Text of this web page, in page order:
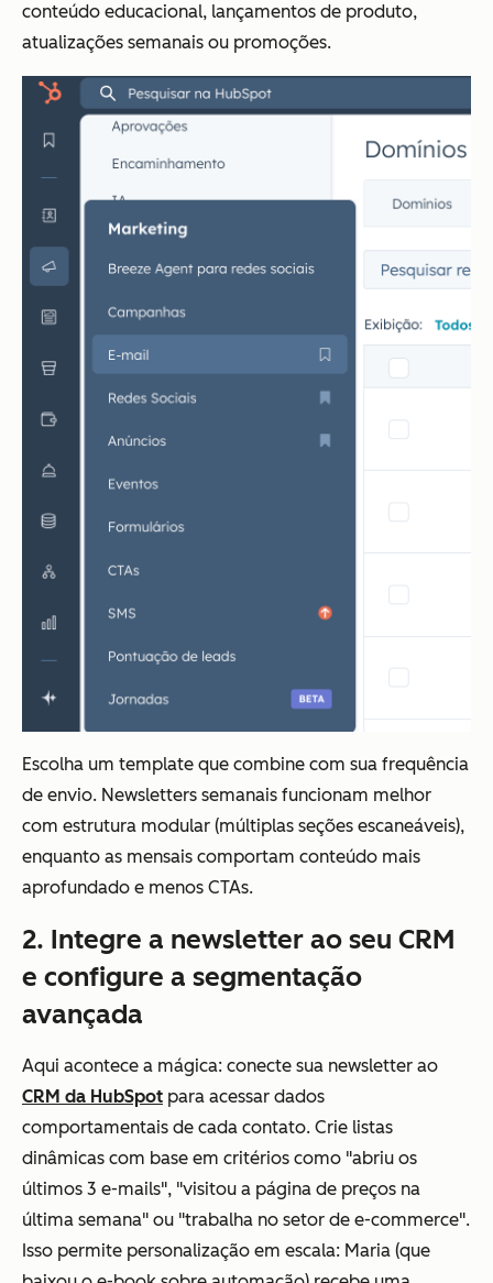
conteúdo educacional, lançamentos de produto,
atualizações semanais ou promoções.
Escolha um template que combine com sua frequência
de envio. Newsletters semanais funcionam melhor
com estrutura modular (múltiplas seções escaneáveis),
enquanto as mensais comportam conteúdo mais
aprofundado e menos CTAs.
2. Integre a newsletter ao seu CRM
e configure a segmentação
avançada
Aqui acontece a mágica: conecte sua newsletter ao
CRM da HubSpot para acessar dados
comportamentais de cada contato. Crie listas
dinâmicas com base em critérios como "abriu os
últimos 3 e-mails", "visitou a página de preços na
última semana" ou "trabalha no setor de e-commerce".
Isso permite personalização em escala: Maria (que